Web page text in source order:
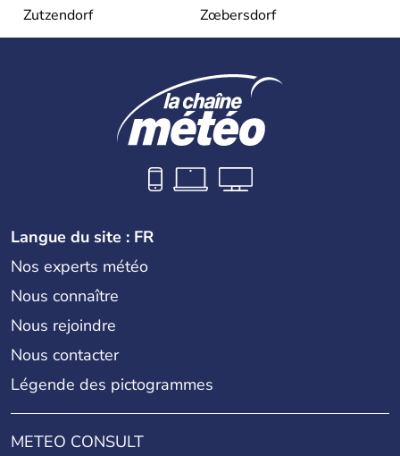
Zutzendorf
Zœbersdorf
Langue du site : FR
Nos experts météo
Nous connaître
Nous rejoindre
Nous contacter
Légende des pictogrammes
METEO CONSULT